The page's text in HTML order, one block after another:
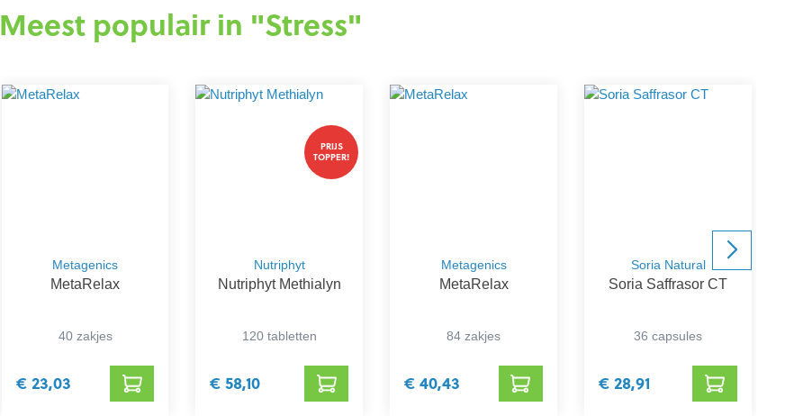
Meest populair in "Stress"
Metagenics
MetaRelax
40 zakjes
€ 23,03
PRIJS
TOPPER!
Nutriphyt
Nutriphyt Methialyn
120 tabletten
€ 58,10
Metagenics
MetaRelax
84 zakjes
€ 40,43
Soria Natural
Soria Saffrasor CT
36 capsules
€ 28,91